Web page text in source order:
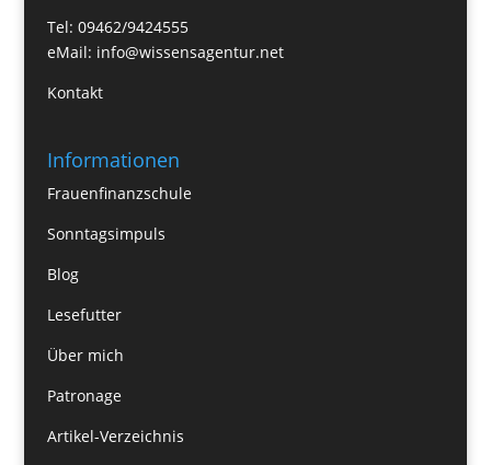
Tel: 09462/9424555
eMail: info@wissensagentur.net
Kontakt
Informationen
Frauenfinanzschule
Sonntagsimpuls
Blog
Lesefutter
Über mich
Patronage
Artikel-Verzeichnis